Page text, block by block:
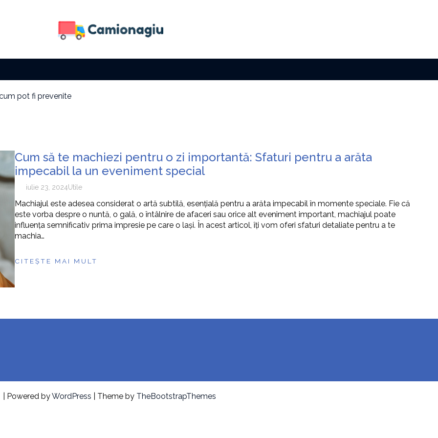
pot fi prevenite
fără să îți fie foame
factura la electricitate
zi
pot fi prevenite
Cum să te machiezi pentru o zi importantă: Sfaturi pentru a arăta
impecabil la un eveniment special
iulie 23, 2024Utile
Machiajul este adesea considerat o artă subtilă, esențială pentru a arăta impecabil în momente speciale. Fie că
este vorba despre o nuntă, o gală, o întâlnire de afaceri sau orice alt eveniment important, machiajul poate
influența semnificativ prima impresie pe care o lași. În acest articol, îți vom oferi sfaturi detaliate pentru a te
machia…
CITEȘTE MAI MULT
| Powered byWordPress | Theme by TheBootstrapThemes